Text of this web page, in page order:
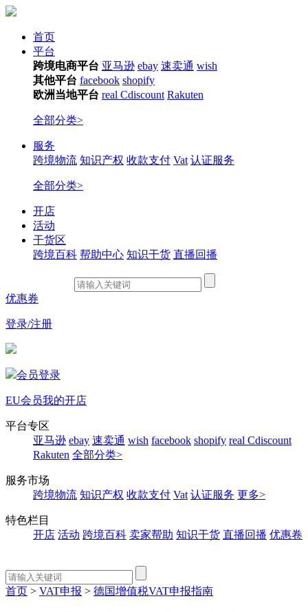
首页
平台
跨境电商平台 亚马逊 ebay 速卖通 wish
其他平台 facebook shopify
欧洲当地平台 real Cdiscount Rakuten
全部分类>
服务
跨境物流 知识产权 收款支付 Vat 认证服务
全部分类>
开店
活动
干货区
跨境百科 帮助中心 知识干货 直播回播
优惠券
登录/注册
会员登录
EU会员我的开店
平台专区
亚马逊 ebay 速卖通 wish facebook shopify real Cdiscount
Rakuten 全部分类>
服务市场
跨境物流 知识产权 收款支付 Vat 认证服务 更多>
特色栏目
开店 活动 跨境百科 卖家帮助 知识干货 直播回播 优惠卷
首页 > VAT申报 > 德国增值税VAT申报指南